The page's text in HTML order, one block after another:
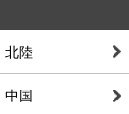
北陸
中国